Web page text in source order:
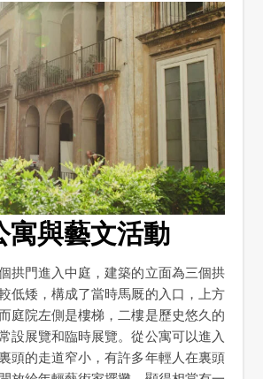
寓與藝文活動
拱門進入中庭，建築的立面為三個拱
低矮，構成了當時馬厩的入口，上方
庭院左側是樓梯，二樓是歷史悠久的
設展覽和臨時展覽。從公寓可以進入
頭的走道窄小，有許多年輕人在裏頭